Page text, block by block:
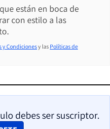
están en boca de
con estilo a las
y Condicionesy las Políticas de
debes ser suscriptor.